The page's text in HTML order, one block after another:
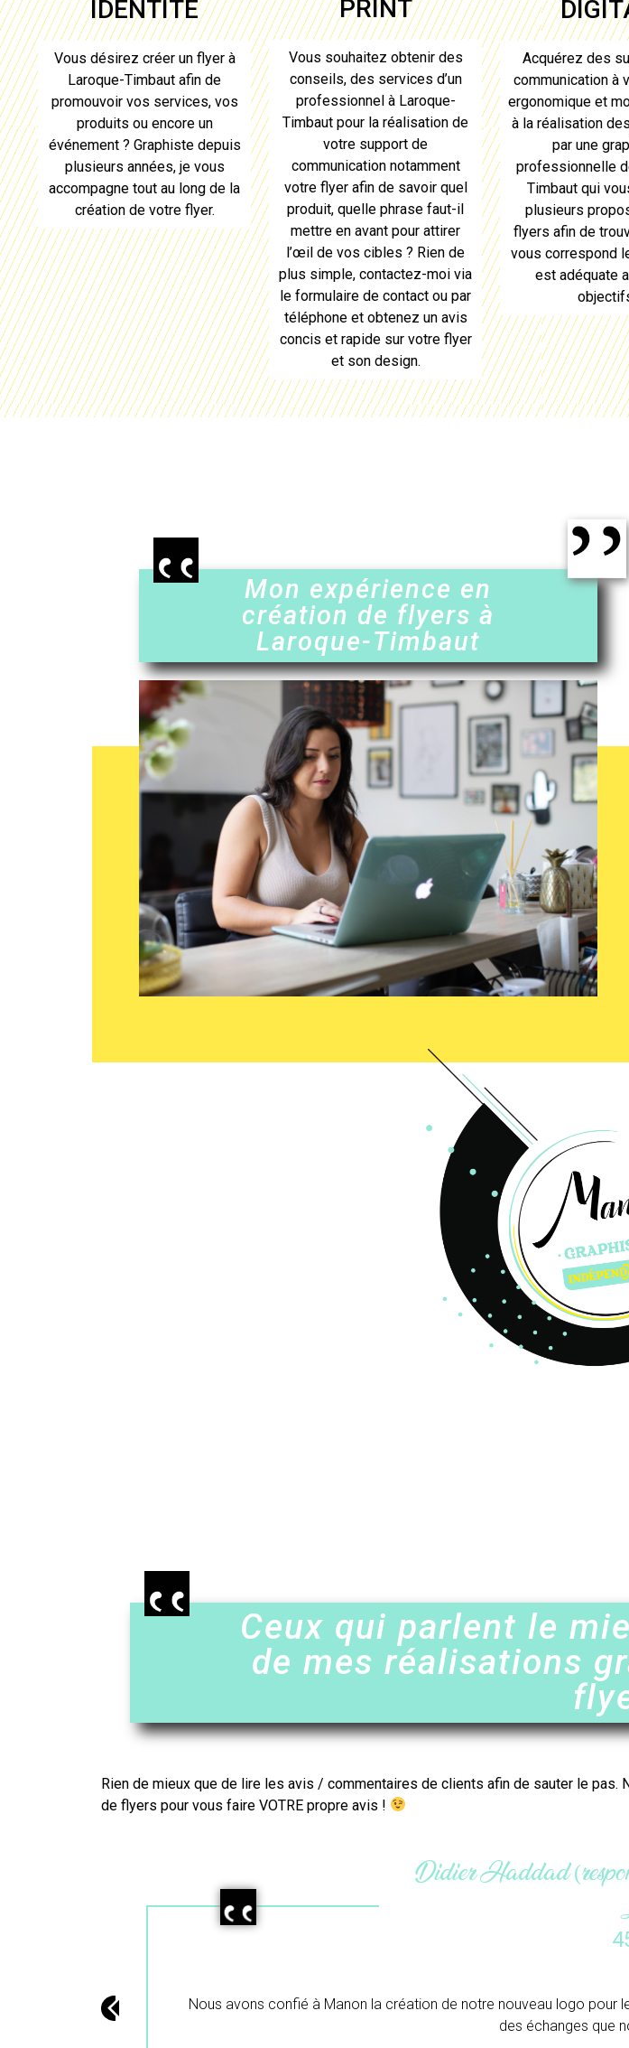
IDENTITÉ
Vous désirez créer un flyer à
Laroque-Timbaut afin de
promouvoir vos services, vos
produits ou encore un
événement ? Graphiste depuis
plusieurs années, je vous
accompagne tout au long de la
création de votre flyer.
PRINT
Vous souhaitez obtenir des
conseils, des services d’un
professionnel à Laroque-
Timbaut pour la réalisation de
votre support de
communication notamment
votre flyerafin de savoir quel
produit, quelle phrase faut-il
mettre en avant pour attirer
l’œil de vos cibles ? Rien de
plus simple, contactez-moi via
le formulaire de contact ou par
téléphone et obtenez un avis
concis et rapide sur votre flyer
et son design.
Acquérez des
communication à
ergonomique et
à la réalisation
par une
professionnelle
Timbaut qui
plusieurs
flyers afin de
vous correspond
est adéquate
Mon expérience en
création de flyers à
Laroque-Timbaut
Ceux qui parlent le
de mes réalisations
Rien de mieux que de lire les avis / commentaires de clients afin de sauter le pas.
de flyers pour vous faire VOTRE propre avis !
nous sommes satisfait du résultat et